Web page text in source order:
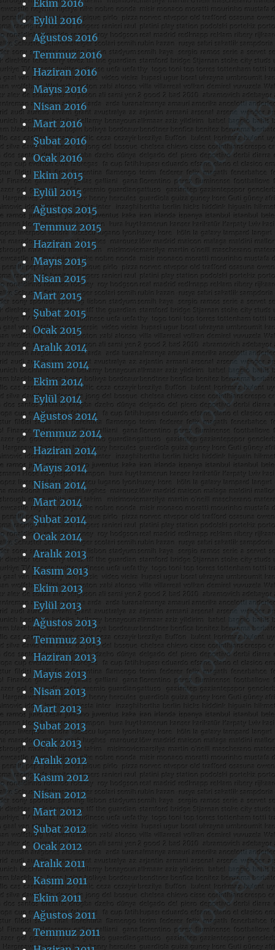
Ekim 2016
Eylül 2016
Ağustos 2016
Temmuz 2016
Haziran 2016
Mayıs 2016
Nisan 2016
Mart 2016
Şubat 2016
Ocak 2016
Ekim 2015
Eylül 2015
Ağustos 2015
Temmuz 2015
Haziran 2015
Mayıs 2015
Nisan 2015
Mart 2015
Şubat 2015
Ocak 2015
Aralık 2014
Kasım 2014
Ekim 2014
Eylül 2014
Ağustos 2014
Temmuz 2014
Haziran 2014
Mayıs 2014
Nisan 2014
Mart 2014
Şubat 2014
Ocak 2014
Aralık 2013
Kasım 2013
Ekim 2013
Eylül 2013
Ağustos 2013
Temmuz 2013
Haziran 2013
Mayıs 2013
Nisan 2013
Mart 2013
Şubat 2013
Ocak 2013
Aralık 2012
Kasım 2012
Nisan 2012
Mart 2012
Şubat 2012
Ocak 2012
Aralık 2011
Kasım 2011
Ekim 2011
Ağustos 2011
Temmuz 2011